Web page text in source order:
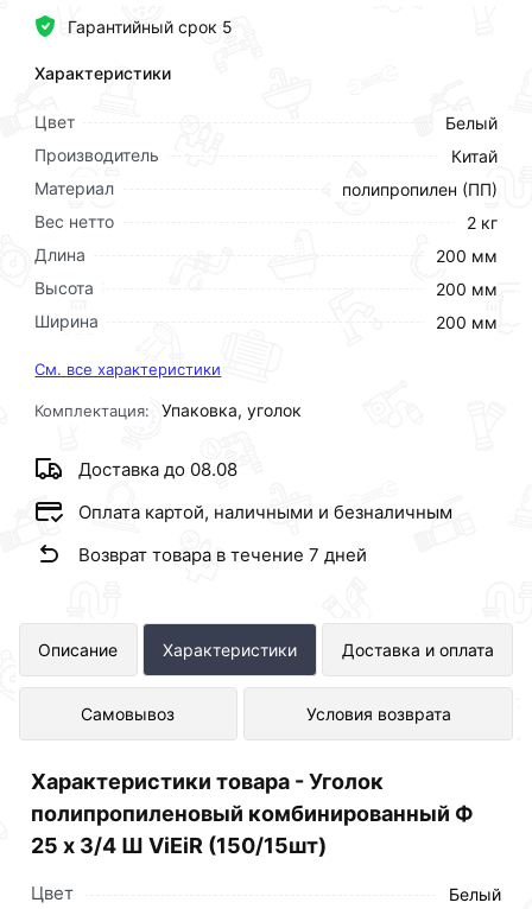
Гарантийный срок 5
Характеристики
Цвет
Белый
Производитель
Китай
Материал
полипропилен (ПП)
Вес нетто
2 кг
Длина
200 мм
Высота
200 мм
Ширина
200 мм
См. все характеристики
Комплектация: Упаковка, уголок
Доставка до 08.08
Оплата картой, наличными и безналичным
Возврат товара в течение 7 дней
Описание Характеристики Доставка и оплата
Самовывоз Условия возврата
Уголок полипропиленовый
комбинированный Ф 25 х 3/4 Ш
ViEiR (150/15шт) представлен в
отличной цене за шт 79 рублей.
Характеристики товара - Уголок
полипропиленовый комбинированный Ф
25 х 3/4 Ш ViEiR (150/15шт)
Цвет Белый